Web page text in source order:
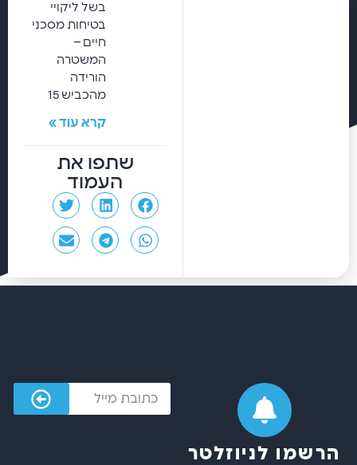
בשל ליקויי
בטיחות מסכני
חיים –
המשטרה
הורידה
מהכביש 15
קרא עוד »
שתפו את
העמוד
הרשמו לניוזלטר